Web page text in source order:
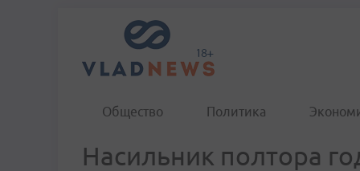
Общество Политика
Насильник полтора